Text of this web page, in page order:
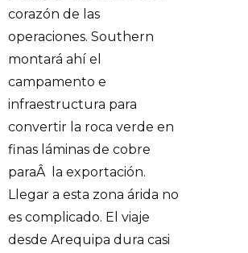
corazón de las
operaciones. Southern
montará ahí el
campamento e
infraestructura para
convertir la roca verde en
finas láminas de cobre
paraÂ la exportación.
Llegar a esta zona árida no
es complicado. El viaje
desde Arequipa dura casi